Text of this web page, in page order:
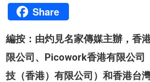
Share
編按：由灼見名家傳媒主辦，香
限公司、Picowork香港有限公司
技（香港）有限公司）和香港台